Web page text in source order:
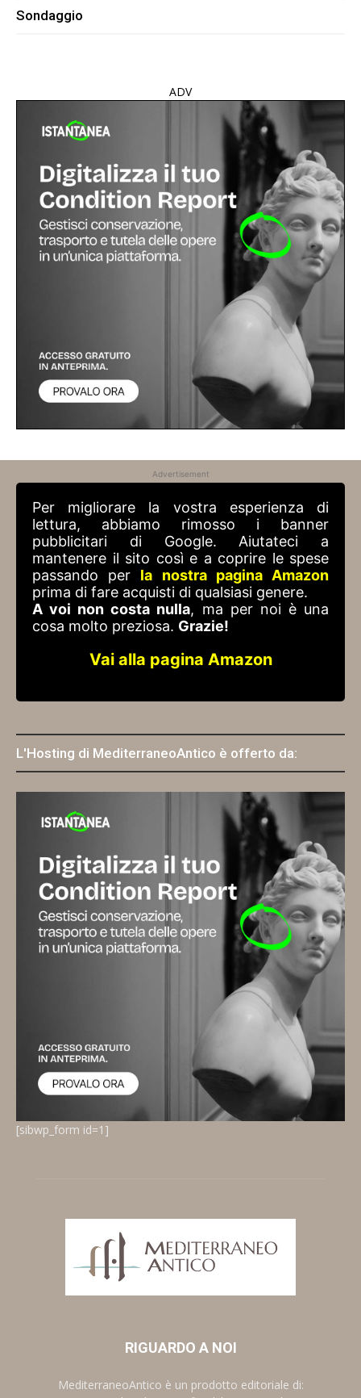
Sondaggio
ADV
Advertisement
Per migliorare la vostra esperienza di
lettura, abbiamo rimosso i banner
pubblicitari di Google. Aiutateci a
mantenere il sito così e a coprire le spese
passando per la nostra pagina Amazon
prima di fare acquisti di qualsiasi genere.
A voi non costa nulla, ma per noi è una
cosa molto preziosa. Grazie!
Vai alla pagina Amazon
L'Hosting di MediterraneoAntico è offerto da:
[sibwp_form id=1]
RIGUARDO A NOI
MediterraneoAntico è un prodotto editoriale di: